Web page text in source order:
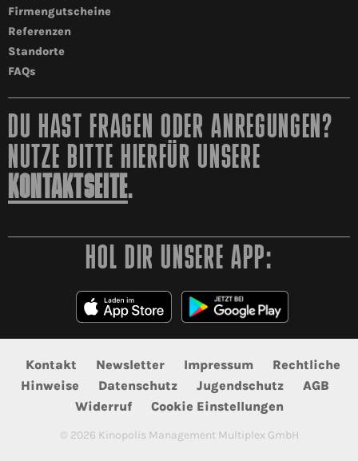
Firmengutscheine
Referenzen
Standorte
FAQs
DU HAST FRAGEN ODER ANREGUNGEN?
NUTZE BITTE HIERFÜR UNSERE
KONTAKTSEITE.
HOL DIR UNSERE APP:
Kontakt Newsletter Impressum
Rechtliche
Hinweise
Datenschutz Jugendschutz
AGB
Widerruf
Cookie Einstellungen
© 2026 Kinopolis Management Multiplex GmbH